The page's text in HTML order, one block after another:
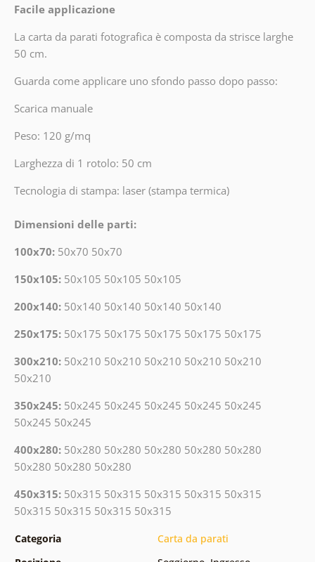
Facile applicazione
La carta da parati fotografica è composta da strisce larghe
50 cm.
Guarda come applicare uno sfondo passo dopo passo:
Scarica manuale
Peso: 120 g/mq
Larghezza di 1 rotolo: 50 cm
Tecnologia di stampa: laser (stampa termica)
Dimensioni delle parti:
100x70:50x70 50x70
150x105:50x105 50x105 50x105
200x140:50x140 50x140 50x140 50x140
250x175:50x175 50x175 50x175 50x175 50x175
300x210:50x210 50x210 50x210 50x210 50x210
50x210
350x245:50x245 50x245 50x245 50x245 50x245
50x245 50x245
400x280:50x280 50x280 50x280 50x280 50x280
50x280 50x280 50x280
450x315:50x315 50x315 50x315 50x315 50x315
50x315 50x315 50x315 50x315
Categoria
Carta da parati